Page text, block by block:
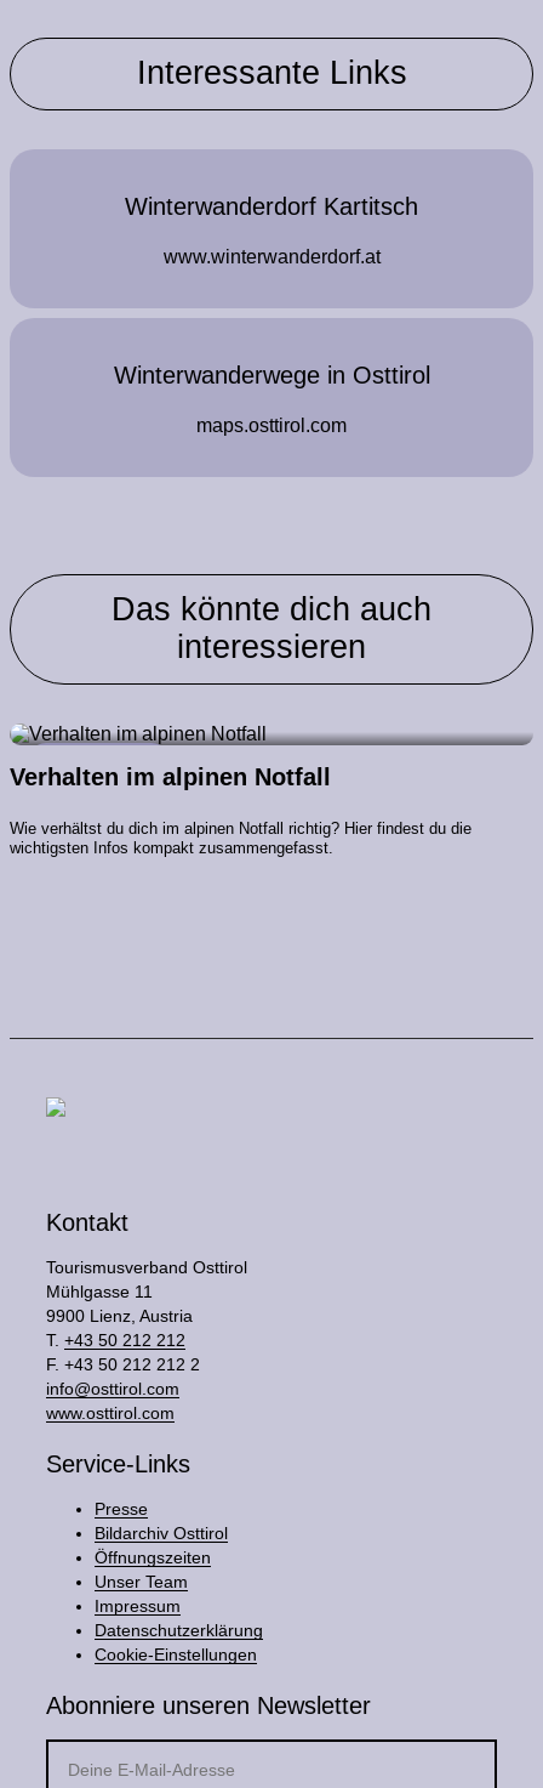
Interessante Links
Winterwanderdorf Kartitsch
www.winterwanderdorf.at
Winterwanderwege in Osttirol
maps.osttirol.com
Das könnte dich auch
interessieren
22. Mai 2025
Verhalten im alpinen Notfall
Wie verhältst du dich im alpinen Notfall richtig? Hier findest du die
wichtigsten Infos kompakt zusammengefasst.
Kontakt
Tourismusverband Osttirol
Mühlgasse 11
9900 Lienz, Austria
T. +43 50 212 212
F. +43 50 212 212 2
info@osttirol.com
www.osttirol.com
Service-Links
Presse
Bildarchiv Osttirol
Öffnungszeiten
Unser Team
Impressum
Datenschutzerklärung
Cookie-Einstellungen
Abonniere unseren Newsletter